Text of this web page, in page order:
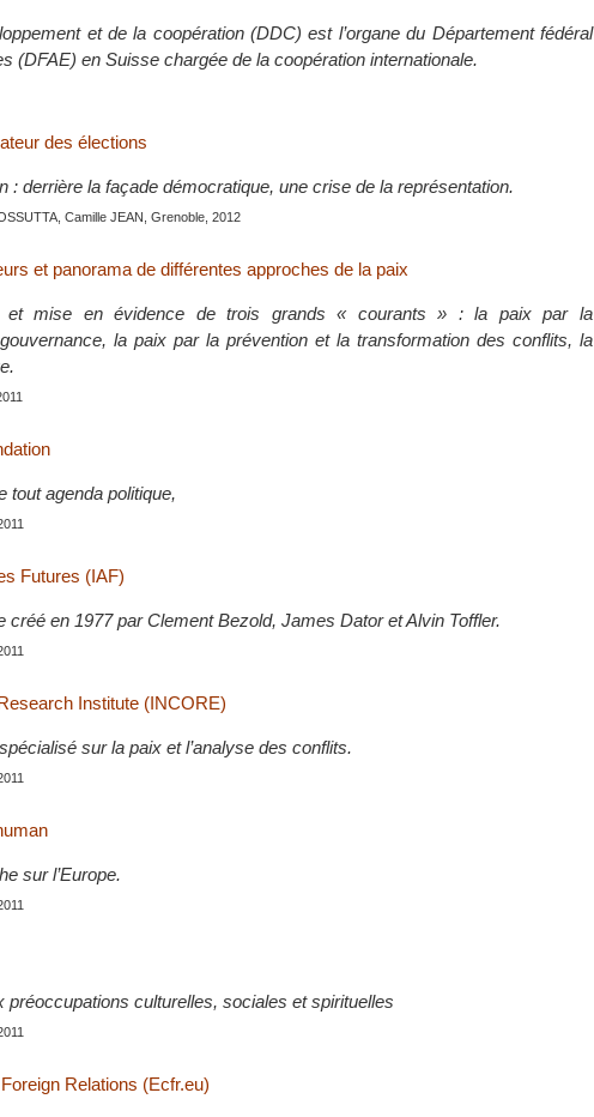
et de la coopération (DDC) est l’organe du Département fédéral
(DFAE) en Suisse chargée de la coopération internationale.
des élections
: derrière la façade démocratique, une crise de la représentation.
Camille JEAN, Grenoble, 2012
et panorama de différentes approches de la paix
et mise en évidence de trois grands « courants » : la paix par la
la paix par la prévention et la transformation des conflits, la
tout agenda politique,
Futures (IAF)
créé en 1977 par Clement Bezold, James Dator et Alvin Toffler.
Institute (INCORE)
sur la paix et l’analyse des conflits.
sur l’Europe.
préoccupations culturelles, sociales et spirituelles
Relations (Ecfr.eu)